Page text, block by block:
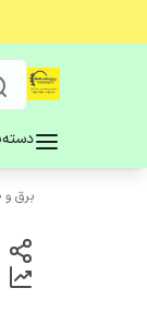
برق